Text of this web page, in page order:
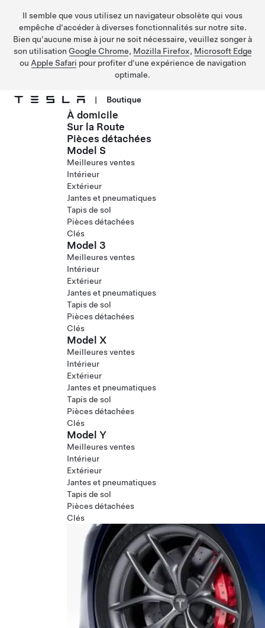
Il semble que vous utilisez un navigateur obsolète qui vous
empêche d'accéder à diverses fonctionnalités sur notre site.
Bien qu'aucune mise à jour ne soit nécessaire, veuillez songer à
son utilisation Google Chrome, Mozilla Firefox, Microsoft Edge
ou Apple Safari pour profiter d'une expérience de navigation
optimale.
Passer au contenu principal
| Boutique
À domicile
Sur la Route
Pièces détachées
Model S
Meilleures ventes
Intérieur
Extérieur
Jantes et pneumatiques
Tapis de sol
Pièces détachées
Clés
Model 3
Meilleures ventes
Intérieur
Extérieur
Jantes et pneumatiques
Tapis de sol
Pièces détachées
Clés
Model X
Meilleures ventes
Intérieur
Extérieur
Jantes et pneumatiques
Tapis de sol
Pièces détachées
Clés
Model Y
Meilleures ventes
Intérieur
Extérieur
Jantes et pneumatiques
Tapis de sol
Pièces détachées
Clés